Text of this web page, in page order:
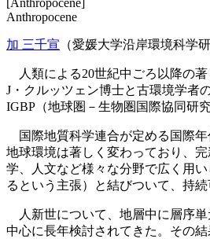
[Anthropocene]
Anthropocene
加 三千宣 （愛媛大学沿岸環境科学
人類による20世紀中ごろ以降の著
J・クルッツェン博士と古環境学者
IGBP（地球圏－生物圏国際協同研
国際地質科学連合が定める国際年
地球環境は著しく変わっており、
学、人文など様々な分野で広く用
るという主張）と結びついて、持
人新世について、地層中に層序単
中心に長年検討されてきた。その